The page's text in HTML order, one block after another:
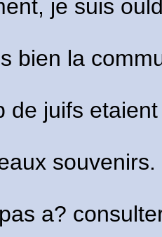
je suis
bien la
de juifs
souvenirs.
a?